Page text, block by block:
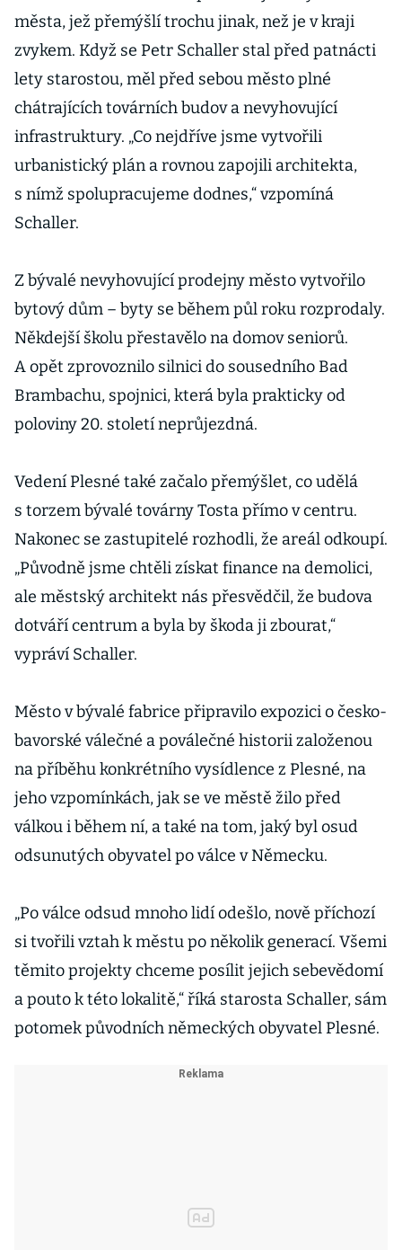
města, jež přemýšlí trochu jinak, než je v kraji
zvykem. Když se Petr Schaller stal před patnácti
lety starostou, měl před sebou město plné
chátrajících továrních budov a nevyhovující
infrastruktury. „Co nejdříve jsme vytvořili
urbanistický plán a rovnou zapojili architekta,
s nímž spolupracujeme dodnes,“ vzpomíná
Schaller.
Z bývalé nevyhovující prodejny město vytvořilo
bytový dům – byty se během půl roku rozprodaly.
Někdejší školu přestavělo na domov senio­rů.
A opět zprovoznilo silnici do sousedního Bad
Brambachu, spojnici, která byla prakticky od
poloviny 20. století neprůjezdná.
Vedení Plesné také začalo přemýšlet, co udělá
s torzem bývalé továrny Tosta přímo v centru.
Nakonec se zastupitelé rozhodli, že areál odkoupí.
„Původně jsme chtěli získat finance na demolici,
ale městský architekt nás přesvědčil, že budova
dotváří centrum a byla by škoda ji zbourat,“
vypráví Schaller.
Město v bývalé fabrice připravilo expozici o česko-
bavorské válečné a poválečné historii založenou
na příběhu konkrétního vysídlence z Plesné, na
jeho vzpomínkách, jak se ve městě žilo před
válkou i během ní, a také na tom, jaký byl osud
odsunutých obyvatel po válce v Německu.
„Po válce odsud mnoho lidí odešlo, nově příchozí
si tvořili vztah k městu po několik generací. Všemi
těmito projekty chceme posílit jejich sebevědomí
a pouto k této lokalitě,“ říká starosta Schaller, sám
potomek původních německých obyvatel Plesné.